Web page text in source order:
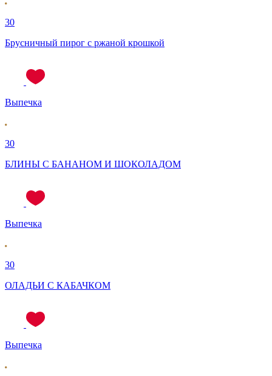
30
Брусничный пирог с ржаной крошкой
Выпечка
30
БЛИНЫ С БАНАНОМ И ШОКОЛАДОМ
Выпечка
30
ОЛАДЬИ С КАБАЧКОМ
Выпечка